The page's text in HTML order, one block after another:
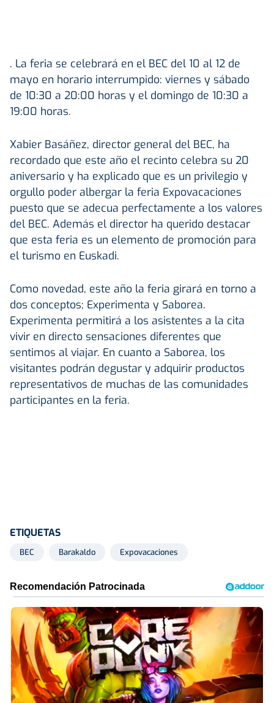
. La feria se celebrará en el BEC del 10 al 12 de
mayo en horario interrumpido: viernes y sábado
de 10:30 a 20:00 horas y el domingo de 10:30 a
19:00 horas.
Xabier Basáñez, director general del BEC, ha
recordado que este año el recinto celebra su 20
aniversario y ha explicado que es un privilegio y
orgullo poder albergar la feria Expovacaciones
puesto que se adecua perfectamente a los valores
del BEC. Además el director ha querido destacar
que esta feria es un elemento de promoción para
el turismo en Euskadi.
Como novedad, este año la feria girará en torno a
dos conceptos; Experimenta y Saborea.
Experimenta permitirá a los asistentes a la cita
vivir en directo sensaciones diferentes que
sentimos al viajar. En cuanto a Saborea, los
visitantes podrán degustar y adquirir productos
representativos de muchas de las comunidades
participantes en la feria.
ETIQUETAS
BEC Barakaldo Expovacaciones